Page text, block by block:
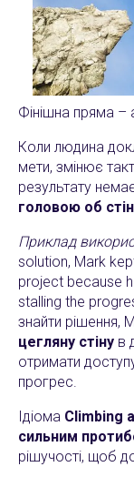
Фінішна пряма –
Коли людина
мети, змінює
результату
головою об
Приклад
solution, Mark
project because
stalling the
знайти рішення,
цегляну стіну в
отримати
прогрес.
Ідіома Climbing
сильним
рішучості, щоб